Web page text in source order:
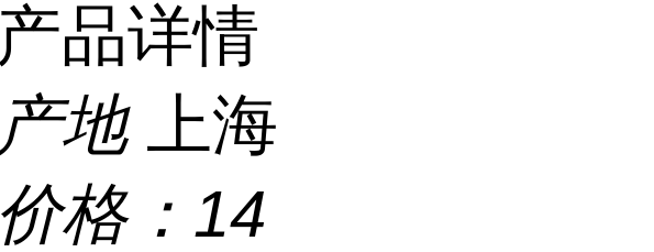
产品详情
产地 上海
价格： 14